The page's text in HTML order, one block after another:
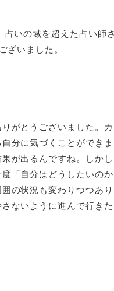
いの域を超えた占い師
ざいました。
がとうございました。
分に気づくことができ
が出るんですね。しか
「自分はどうしたいの
の状況も変わりつつあ
いように進んで行きた